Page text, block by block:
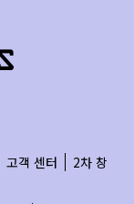
고객 센터
2차 창